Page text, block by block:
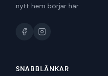
nytt hem börjar här.
SNABBLÄNKAR